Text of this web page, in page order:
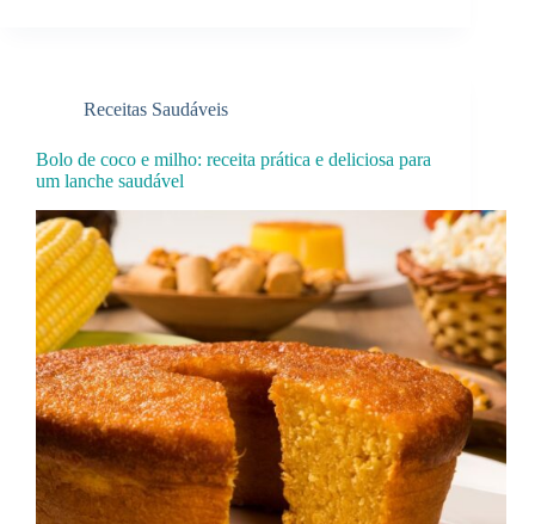
Receitas Saudáveis
Bolo de coco e milho: receita prática e deliciosa para
um lanche saudável